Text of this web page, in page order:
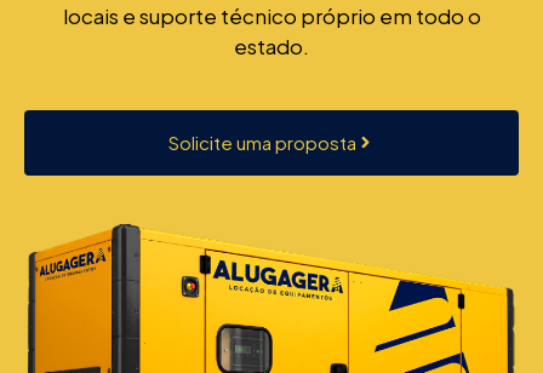
locais e suporte técnico próprio em todo o
estado.
Solicite uma proposta